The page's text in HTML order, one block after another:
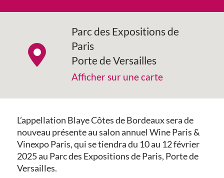
Parc des Expositions de
Paris
Porte de Versailles
Afficher sur une carte
L’appellation Blaye Côtes de Bordeaux sera de
nouveau présente au salon annuel Wine Paris &
Vinexpo Paris, qui se tiendra du 10 au 12 février
2025 au Parc des Expositions de Paris, Porte de
Versailles.